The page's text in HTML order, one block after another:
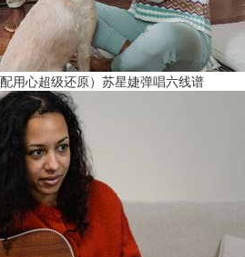
用心超级还原）苏星婕弹唱六线谱